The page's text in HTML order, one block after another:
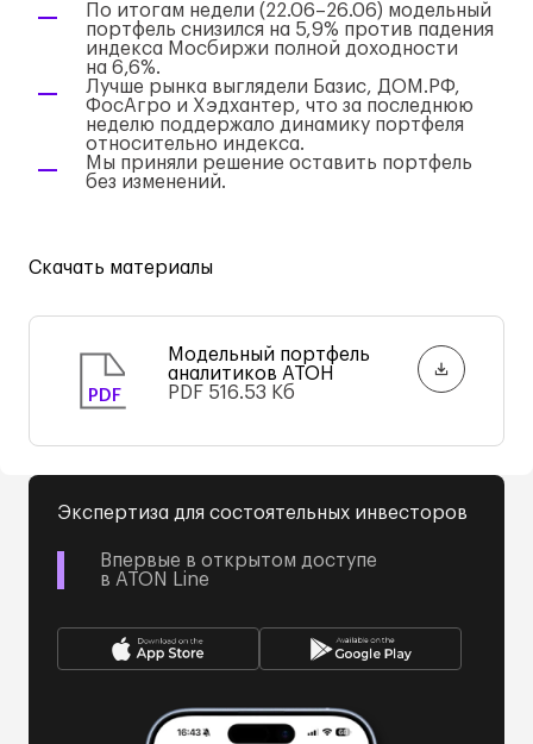
По итогам недели (22.06–26.06) модельный
портфель снизился на 5,9% против падения
индекса Мосбиржи полной доходности
на 6,6%.
Лучше рынка выглядели Базис, ДОМ.РФ,
ФосАгро и Хэдхантер, что за последнюю
неделю поддержало динамику портфеля
относительно индекса.
Мы приняли решение оставить портфель
без изменений.
Скачать материалы
PDF
Модельный портфель
аналитиков АТОН
PDF 516.53 Кб
Экспертиза для состоятельных инвесторов
Впервые в открытом доступе
в ATON Line